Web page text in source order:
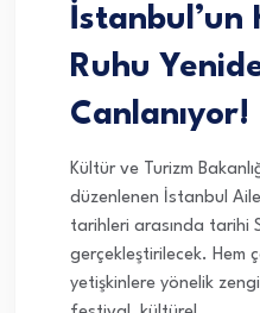
İstanbul’un
Ruhu
Canlanıyor!
Kültür ve Turizm
düzenlenen İstanbul
tarihleri arasında tarihi
gerçekleştirilecek. Hem
yetişkinlere yönelik